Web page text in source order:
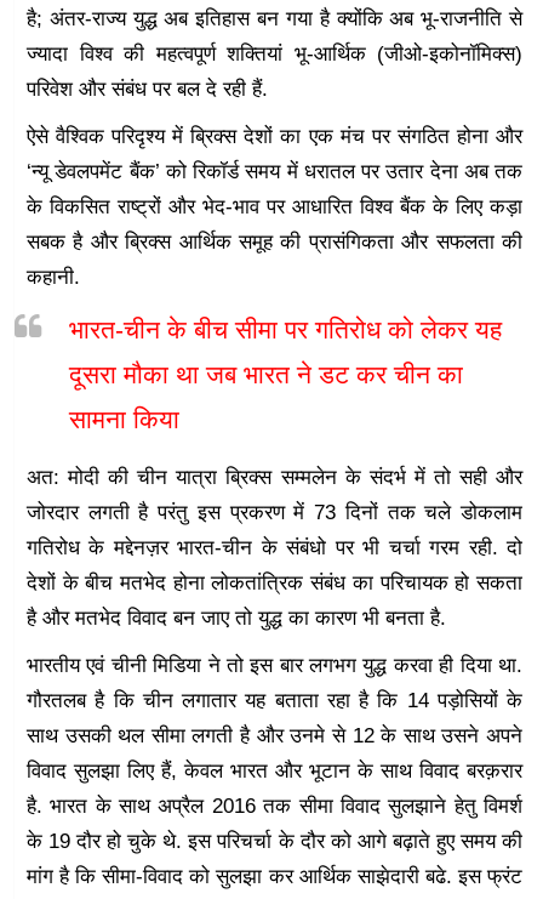
है; अंतर-राज्य युद्ध अब इतिहास बन गया है क्योंकि अब भू-राजनीति से
ज्यादा विश्व की महत्वपूर्ण शक्तियां भू-आर्थिक (जीओ-इकोनॉमिक्स)
परिवेश और संबंध पर बल दे रही हैं.
ऐसे वैश्विक परिदृश्य में ब्रिक्स देशों का एक मंच पर संगठित होना और
‘न्यू डेवलपमेंट बैंक’ को रिकॉर्ड समय में धरातल पर उतार देना अब तक
के विकसित राष्ट्रों और भेद-भाव पर आधारित विश्व बैंक के लिए कड़ा
सबक है और ब्रिक्स आर्थिक समूह की प्रासंगिकता और सफलता की
कहानी.
भारत-चीन के बीच सीमा पर गतिरोध को लेकर यह
दूसरा मौका था जब भारत ने डट कर चीन का
सामना किया
अत: मोदी की चीन यात्रा ब्रिक्स सम्मलेन के संदर्भ में तो सही और
जोरदार लगती है परंतु इस प्रकरण में 73 दिनों तक चले डोकलाम
गतिरोध के मद्देनज़र भारत-चीन के संबंधो पर भी चर्चा गरम रही. दो
देशों के बीच मतभेद होना लोकतांत्रिक संबंध का परिचायक हो सकता
है और मतभेद विवाद बन जाए तो युद्ध का कारण भी बनता है.
भारतीय एवं चीनी मिडिया ने तो इस बार लगभग युद्ध करवा ही दिया था.
गौरतलब है कि चीन लगातार यह बताता रहा है कि 14 पड़ोसियों के
साथ उसकी थल सीमा लगती है और उनमे से 12 के साथ उसने अपने
विवाद सुलझा लिए हैं, केवल भारत और भूटान के साथ विवाद बरक़रार
है. भारत के साथ अप्रैल 2016 तक सीमा विवाद सुलझाने हेतु विमर्श
के 19 दौर हो चुके थे. इस परिचर्चा के दौर को आगे बढ़ाते हुए समय की
मांग है कि सीमा-विवाद को सुलझा कर आर्थिक साझेदारी बढे. इस फ्रंट